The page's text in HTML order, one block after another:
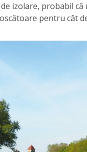
izolare, probabil
pentru cât